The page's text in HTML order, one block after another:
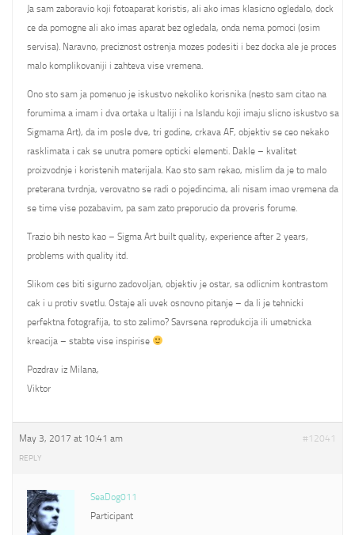
Ja sam zaboravio koji fotoaparat koristis, ali ako imas klasicno ogledalo, dock
ce da pomogne ali ako imas aparat bez ogledala, onda nema pomoci (osim
servisa). Naravno, preciznost ostrenja mozes podesiti i bez docka ale je proces
malo komplikovaniji i zahteva vise vremena.
Ono sto sam ja pomenuo je iskustvo nekoliko korisnika (nesto sam citao na
forumima a imam i dva ortaka u Italiji i na Islandu koji imaju slicno iskustvo sa
Sigmama Art), da im posle dve, tri godine, crkava AF, objektiv se ceo nekako
rasklimata i cak se unutra pomere opticki elementi. Dakle – kvalitet
proizvodnje i koristenih materijala. Kao sto sam rekao, mislim da je to malo
preterana tvrdnja, verovatno se radi o pojedincima, ali nisam imao vremena da
se time vise pozabavim, pa sam zato preporucio da proveris forume.
Trazio bih nesto kao – Sigma Art built quality, experience after 2 years,
problems with quality itd.
Slikom ces biti sigurno zadovoljan, objektiv je ostar, sa odlicnim kontrastom
cak i u protiv svetlu. Ostaje ali uvek osnovno pitanje – da li je tehnicki
perfektna fotografija, to sto zelimo? Savrsena reprodukcija ili umetnicka
kreacija – stabte vise inspirise
Pozdrav iz Milana,
Viktor
May 3, 2017 at 10:41 am #12041
REPLY
SeaDog011
Participant